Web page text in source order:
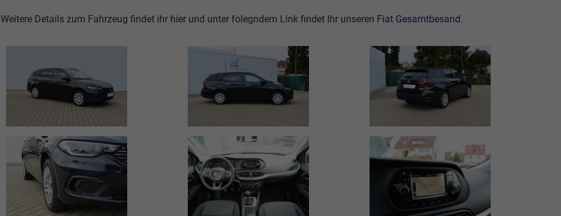
Weitere Details zum Fahrzeug findet ihr hier und unter folegndem Link findet Ihr unseren Fiat Gesamtbesand.